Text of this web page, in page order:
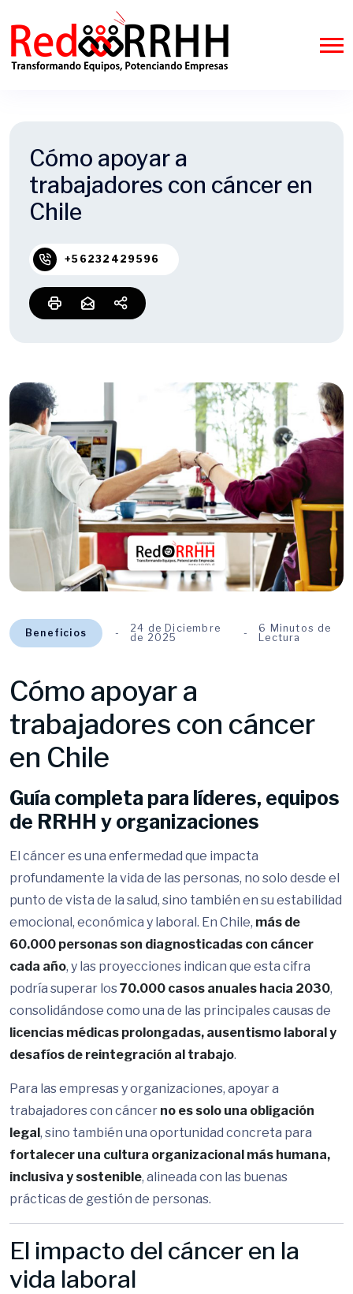
Cómo apoyar a
trabajadores con cáncer en
Chile
+56232429596
Beneficios
24 de Diciembre
de 2025
6 Minutos de
Lectura
Cómo apoyar a
trabajadores con cáncer
en Chile
Guía completa para líderes, equipos
de RRHH y organizaciones
El cáncer es una enfermedad que impacta
profundamente la vida de las personas, no solo desde el
punto de vista de la salud, sino también en su estabilidad
emocional, económica y laboral. En Chile, más de
60.000 personas son diagnosticadas con cáncer
cada año, y las proyecciones indican que esta cifra
podría superar los70.000 casos anuales hacia 2030,
consolidándose como una de las principales causas de
licencias médicas prolongadas, ausentismo laboral y
desafíos de reintegración al trabajo.
Para las empresas y organizaciones, apoyar a
trabajadores con cáncer no es solo una obligación
legal, sino también una oportunidad concreta para
fortalecer una cultura organizacional más humana,
inclusiva y sostenible, alineada con las buenas
prácticas de gestión de personas.
El impacto del cáncer en la
vida laboral